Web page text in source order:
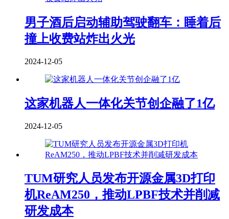
男子酒后启动辅助驾驶翻车：睡着后
撞上收费站炸出火光
2024-12-05
这家机器人一体化关节创企融了1亿
2024-12-05
TUM研究人员发布开源金属3D打印
机ReAM250，推动LPBF技术并削减
研发成本